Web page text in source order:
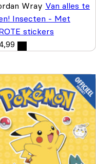
Wray Van alles te
Insecten - Met
stickers